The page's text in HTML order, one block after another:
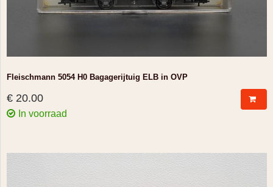
Fleischmann 5054 H0 Bagagerijtuig ELB in OVP
€ 20.00
In voorraad